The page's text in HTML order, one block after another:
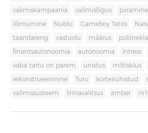
valimiskampaania valimisõigus piiramine
lõimumine Nublu Gameboy Tetris
taandareng vastuolu määrus
finantsautonoomia autonoomia intress
vaba tartu on parem unistus mõtisklus
rekonstrueerimine Turu korteriühistud
valimissüsteem linnavalitsus ämber